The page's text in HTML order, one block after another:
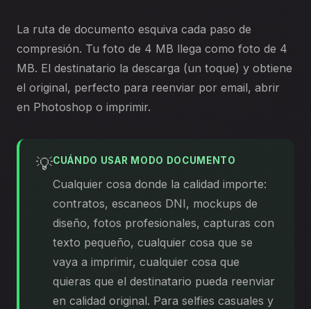
La ruta de documento esquiva cada paso de
compresión. Tu foto de 4 MB llega como foto de 4
MB. El destinatario la descarga (un toque) y obtiene
el original, perfecto para reenviar por email, abrir
en Photoshop o imprimir.
💡CUÁNDO USAR MODO DOCUMENTO
Cualquier cosa donde la calidad importe:
contratos, escaneos DNI, mockups de
diseño, fotos profesionales, capturas con
texto pequeño, cualquier cosa que se
vaya a imprimir, cualquier cosa que
quieras que el destinatario pueda reenviar
en calidad original. Para selfies casuales y